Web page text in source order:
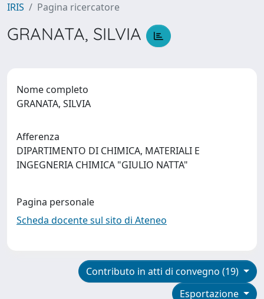
IRIS Pagina ricercatore
GRANATA, SILVIA
Nome completo
GRANATA, SILVIA
Afferenza
DIPARTIMENTO DI CHIMICA, MATERIALI E
INGEGNERIA CHIMICA "GIULIO NATTA"
Pagina personale
Scheda docente sul sito di Ateneo
Contributo in atti di convegno (19)
Esportazione